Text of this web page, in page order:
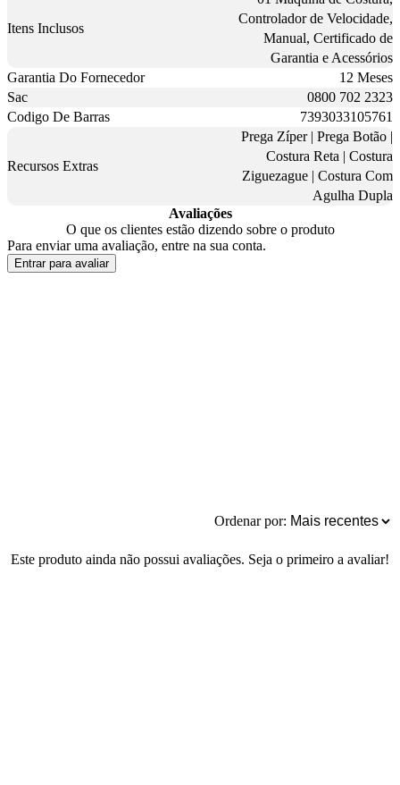
Itens Inclusos
Controlador de Velocidade,
Manual, Certificado de
Garantia e Acessórios
Garantia Do Fornecedor
12 Meses
Sac
0800 702 2323
Codigo De Barras
7393033105761
Recursos Extras
Prega Zíper | Prega Botão |
Costura Reta | Costura
Ziguezague | Costura Com
Agulha Dupla
Avaliações
O que os clientes estão dizendo sobre o produto
Para enviar uma avaliação, entre na sua conta.
Entrar para avaliar
Ordenar por:
Este produto ainda não possui avaliações. Seja o primeiro a avaliar!